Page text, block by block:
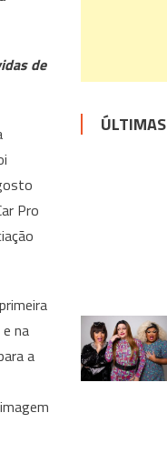
de
Pro
na
a
ÚLTIMAS